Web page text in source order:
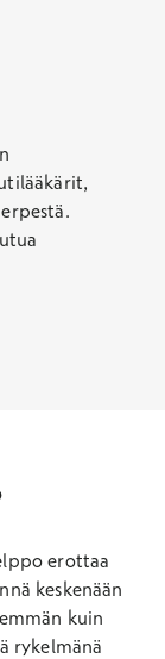
erottaa
keskenään
kuin
rykelmänä